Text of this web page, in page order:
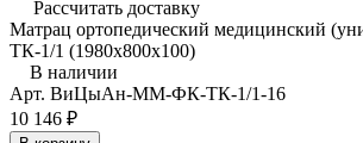
Рассчитать доставку
Матрац ортопедический медицинский
ТК-1/1 (1980x800x100)
В наличии
Арт. ВиЦыАн-ММ-ФК-ТК-1/1-16
10 146 ₽